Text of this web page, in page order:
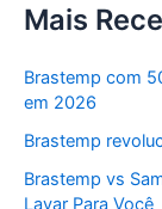
Mais
Brastemp com
em 2026
Brastemp
Brastemp vs
Lavar Para Você